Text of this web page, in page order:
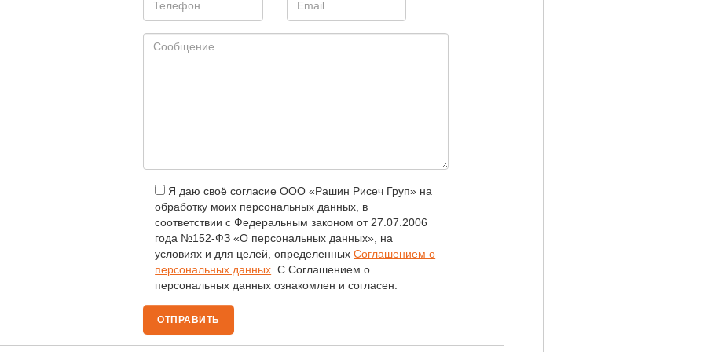
Я даю своё согласие ООО «Рашин Рисеч Груп» на
обработку моих персональных данных, в
соответствии с Федеральным законом от 27.07.2006
года №152-ФЗ «О персональных данных», на
условиях и для целей, определенныхСоглашением о
персональных данных . С Соглашением о
персональных данных ознакомлен и согласен.